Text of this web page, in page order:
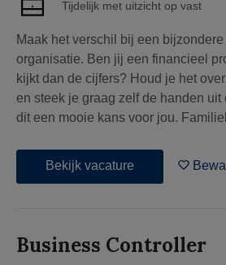
Tijdelijk met uitzicht op vast
Maak het verschil bij een
organisatie. Ben jij een financieel
kijkt dan de cijfers? Houd je het
en steek je graag zelf de handen
dit een mooie kans voor jou.
Bekijk vacature
Business Controller